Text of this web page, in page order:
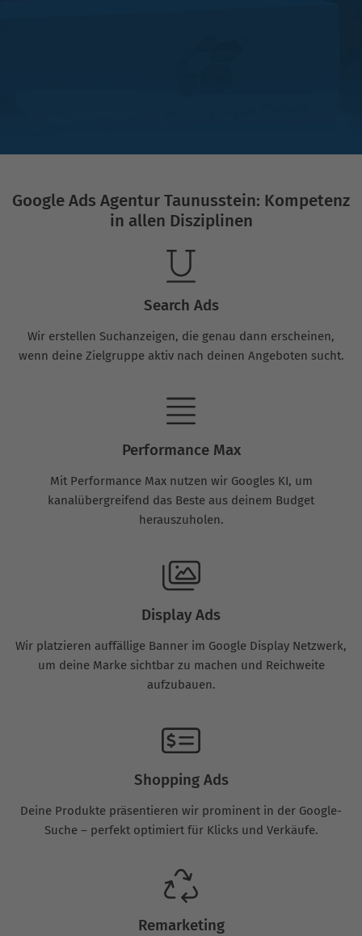
Google Ads Agentur Taunusstein: Kompetenz
in allen Disziplinen
Search Ads
Wir erstellen Suchanzeigen, die genau dann erscheinen,
wenn deine Zielgruppe aktiv nach deinen Angeboten sucht.
Performance Max
Mit Performance Max nutzen wir Googles KI, um
kanalübergreifend das Beste aus deinem Budget
herauszuholen.
Display Ads
Wir platzieren auffällige Banner im Google Display Netzwerk,
um deine Marke sichtbar zu machen und Reichweite
aufzubauen.
Shopping Ads
Deine Produkte präsentieren wir prominent in der Google-
Suche – perfekt optimiert für Klicks und Verkäufe.
Remarketing